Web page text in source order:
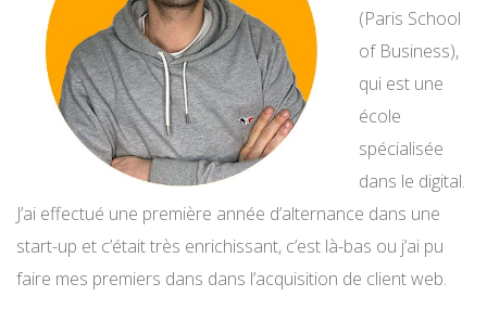
(Paris School
of Business),
qui est une
école
spécialisée
dans le digital.
J’ai effectué une première année d’alternance dans une
start-up et c’était très enrichissant, c’est là-bas ou j’ai pu
faire mes premiers dans dans l’acquisition de client web.